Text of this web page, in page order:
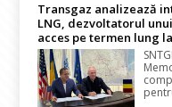
Transgaz analizează
LNG, dezvoltatorul
acces pe termen lung